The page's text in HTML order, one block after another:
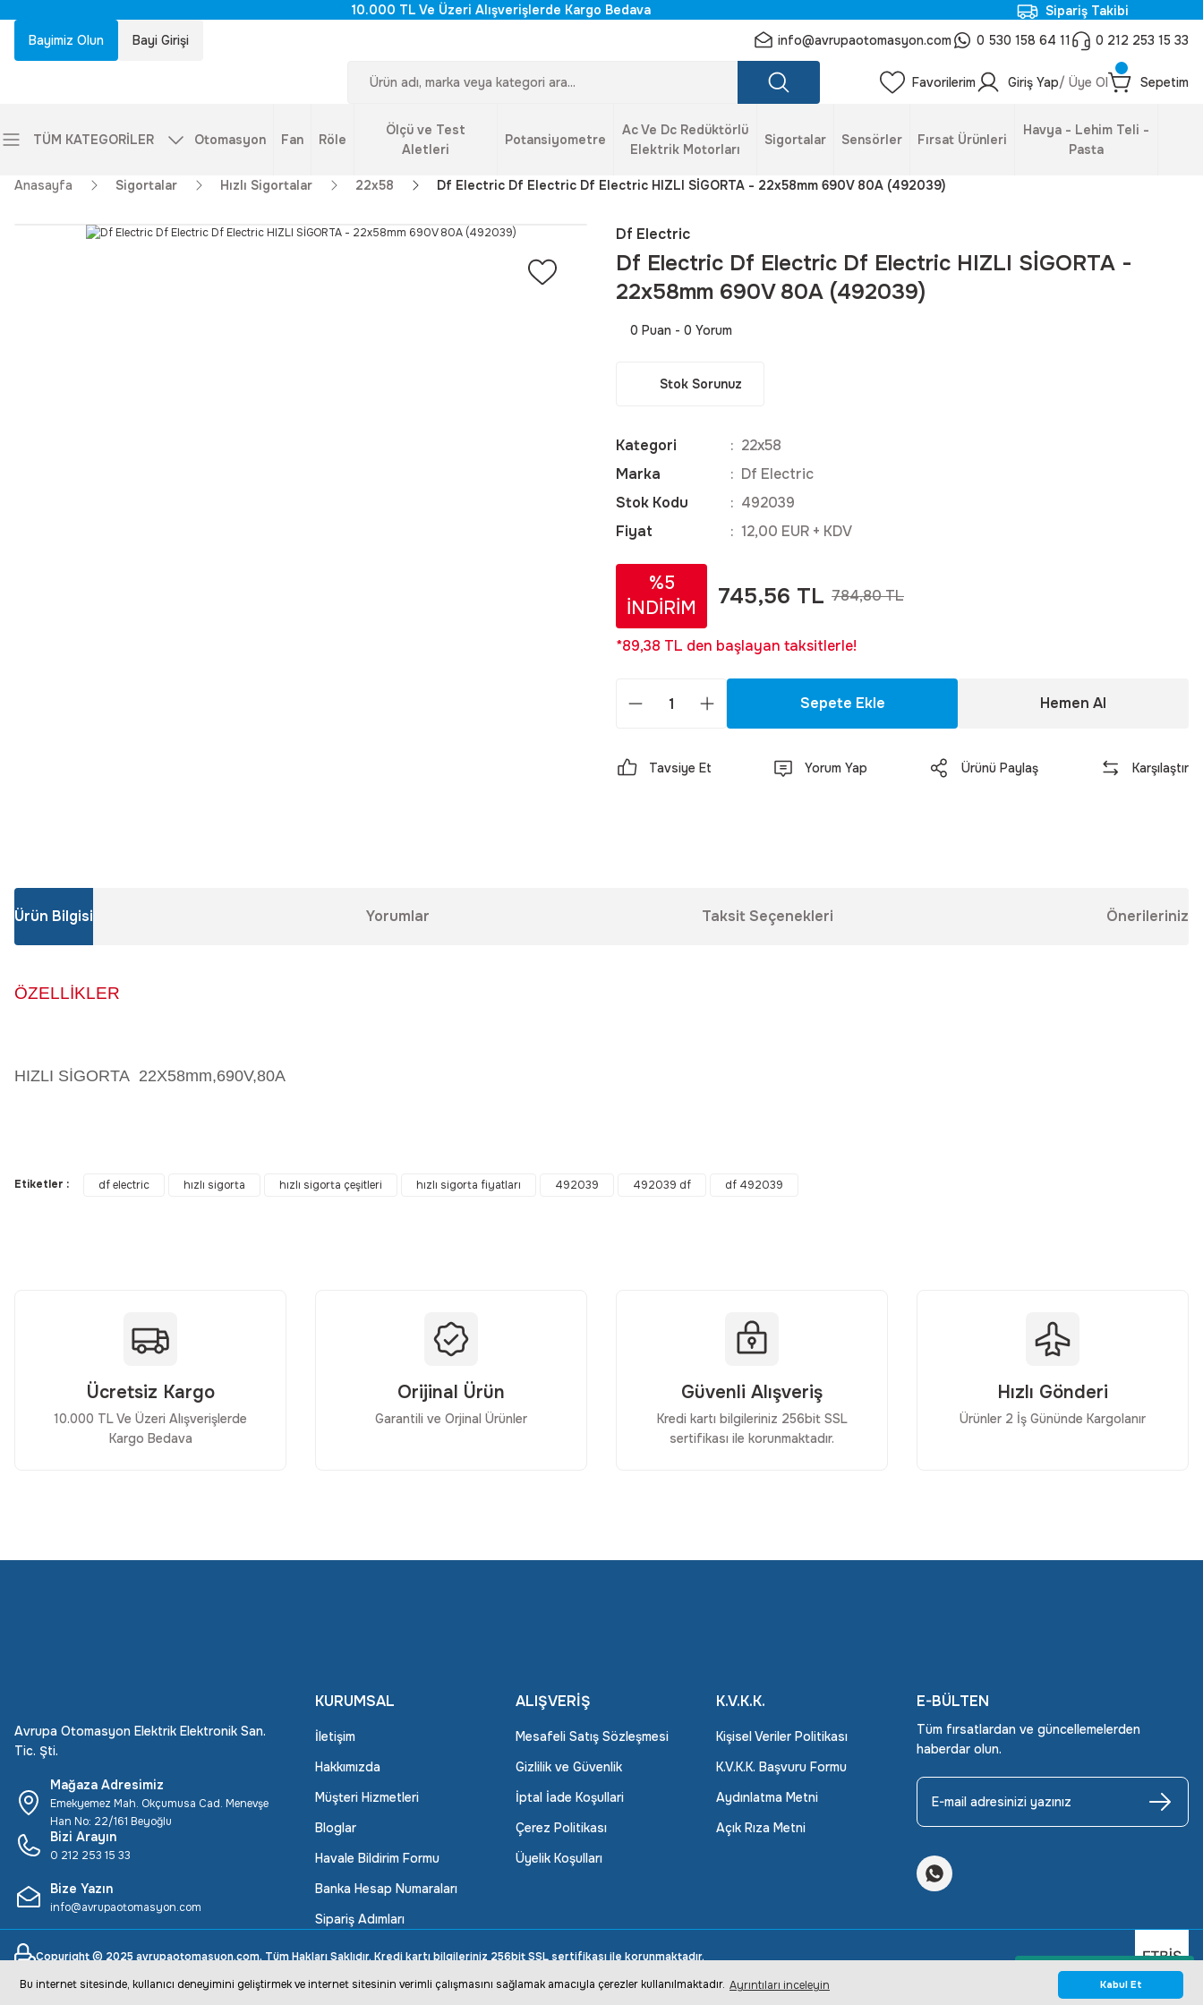
Bu internet sitesinde, kullanıcı deneyimini geliştirmek ve internet sitesinin verimli çalışmasını sağlamak amacıyla çerezler kullanılmaktadır. Ayrıntıları inceleyin Kabul Et
Whatsapp Bilgi Hattı
10.000 TL Ve Üzeri Alışverişlerde Kargo Bedava
Sipariş Takibi
Bayimiz Olun
Bayi Girişi info@avrupaotomasyon.com 0 530 158 64 11 0 212 253 15 33
Favorilerim Giriş Yap/ Üye Ol Sepetim
TÜM KATEGORİLER Otomasyon Fan Röle
Ölçü ve Test
Aletleri
Potansiyometre
Ac Ve Dc Redüktörlü
Elektrik Motorları
Sigortalar Sensörler Fırsat Ürünleri
Havya - Lehim Teli -
Pasta
Anasayfa Sigortalar Hızlı Sigortalar 22x58 Df Electric Df Electric Df Electric HIZLI SİGORTA - 22x58mm 690V 80A (492039)
Df Electric
Df Electric Df Electric Df Electric HIZLI SİGORTA -
22x58mm 690V 80A (492039)
0 Puan - 0 Yorum
Stok Sorunuz
Kategori
22x58
Marka
Df Electric
Stok Kodu
492039
Fiyat
12,00 EUR + KDV
%5
İNDİRİM
745,56 TL 784,80 TL
*89,38 TL den başlayan taksitlerle!
Sepete Ekle Hemen Al
Tavsiye Et Yorum Yap Ürünü Paylaş Karşılaştır
Ürün Bilgisi Yorumlar Taksit Seçenekleri Önerileriniz
ÖZELLİKLER
HIZLI SİGORTA 22X58mm,690V,80A
Bu ürüne benzer farklı alternatifler olmalı.
Etiketler : df electric hızlı sigorta hızlı sigorta çeşitleri hızlı sigorta fiyatları 492039 492039 df df 492039
Ücretsiz Kargo
10.000 TL Ve Üzeri Alışverişlerde
Kargo Bedava
Orijinal Ürün
Garantili ve Orjinal Ürünler
Güvenli Alışveriş
Kredi kartı bilgileriniz 256bit SSL
sertifikası ile korunmaktadır.
Hızlı Gönderi
Ürünler 2 İş Gününde Kargolanır
Avrupa Otomasyon Elektrik Elektronik San.
Tic. Şti.
Mağaza Adresimiz
Emekyemez Mah. Okçumusa Cad. Menevşe
Han No: 22/161 Beyoğlu
Bizi Arayın
0 212 253 15 33
Bize Yazın
info@avrupaotomasyon.com
KURUMSAL
İletişim
Hakkımızda
Müşteri Hizmetleri
Bloglar
Havale Bildirim Formu
Banka Hesap Numaraları
Sipariş Adımları
ALIŞVERİŞ
Mesafeli Satış Sözleşmesi
Gizlilik ve Güvenlik
İptal İade Koşullari
Çerez Politikası
Üyelik Koşulları
K.V.K.K.
Kişisel Veriler Politikası
K.V.K.K. Başvuru Formu
Aydınlatma Metni
Açık Rıza Metni
E-BÜLTEN
Tüm fırsatlardan ve güncellemelerden
haberdar olun.
Copyright © 2025 avrupaotomasyon.com, Tüm Hakları Saklıdır. Kredi kartı bilgileriniz 256bit SSL sertifikası ile korunmaktadır.